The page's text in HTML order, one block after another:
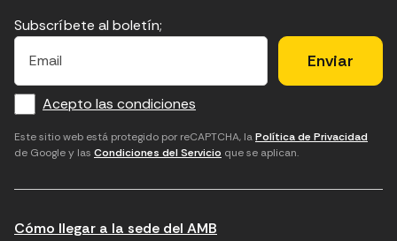
E
f
o
r
m
i
E
c
a
m
p
r
H
u
d
'
a
e
×
Subscríbete al boletín;
E
a
i
l
Acepto las condiciones
Este sitio web está protegido por reCAPTCHA, laPolítica de Privacidad
de Google y las Condiciones del Servicio que se aplican.
Cómo llegar a la sede del AMB